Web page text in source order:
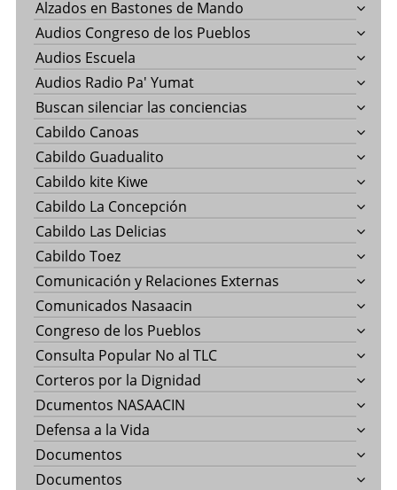
Alzados en Bastones de Mando
Audios Congreso de los Pueblos
Audios Escuela
Audios Radio Pa' Yumat
Buscan silenciar las conciencias
Cabildo Canoas
Cabildo Guadualito
Cabildo kite Kiwe
Cabildo La Concepción
Cabildo Las Delicias
Cabildo Toez
Comunicación y Relaciones Externas
Comunicados Nasaacin
Congreso de los Pueblos
Consulta Popular No al TLC
Corteros por la Dignidad
Dcumentos NASAACIN
Defensa a la Vida
Documentos
Documentos